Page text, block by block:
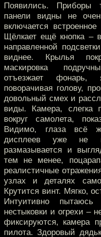
Появились. Приборы
панели видны не
включается
Щёлкает ещё кнопка –
направленной
виднее. Крылья
маскировка
отъезжает
поворачивая голову,
довольный смех и
виды. Камера, слегка
вокруг самолета,
Видимо, глаза всё
дисплеев уже не
размазывается и
тем не менее,
реалистичные
узлах и деталях
Крутится винт. Мягко,
Интуитивно
нестыковки и огрехи –
фиксируются, камера
пилота. Здоровый